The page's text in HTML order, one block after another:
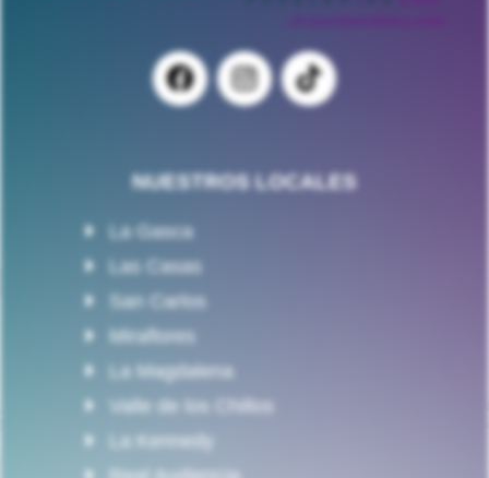
NUESTROS LOCALES
La Gasca
Las Casas
San Carlos
Miraflores
La Magdalena
Valle de los Chillos
La Kennedy